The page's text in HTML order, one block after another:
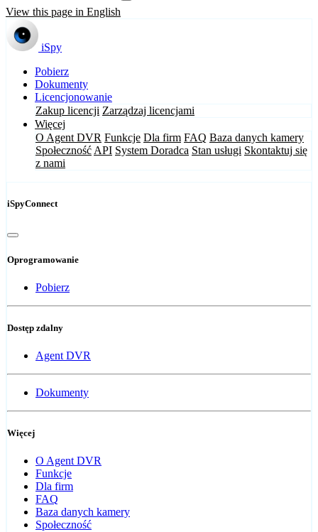
View this page in English
iSpy
Pobierz
Dokumenty
Licencjonowanie
Zakup licencji Zarządzaj licencjami
Więcej
O Agent DVR Funkcje Dla firm FAQ Baza danych kamery
Społeczność API System Doradca Stan usługi Skontaktuj się
z nami
iSpyConnect
Oprogramowanie
Pobierz
Dostęp zdalny
Agent DVR
Dokumenty
Więcej
O Agent DVR
Funkcje
Dla firm
FAQ
Baza danych kamery
Społeczność